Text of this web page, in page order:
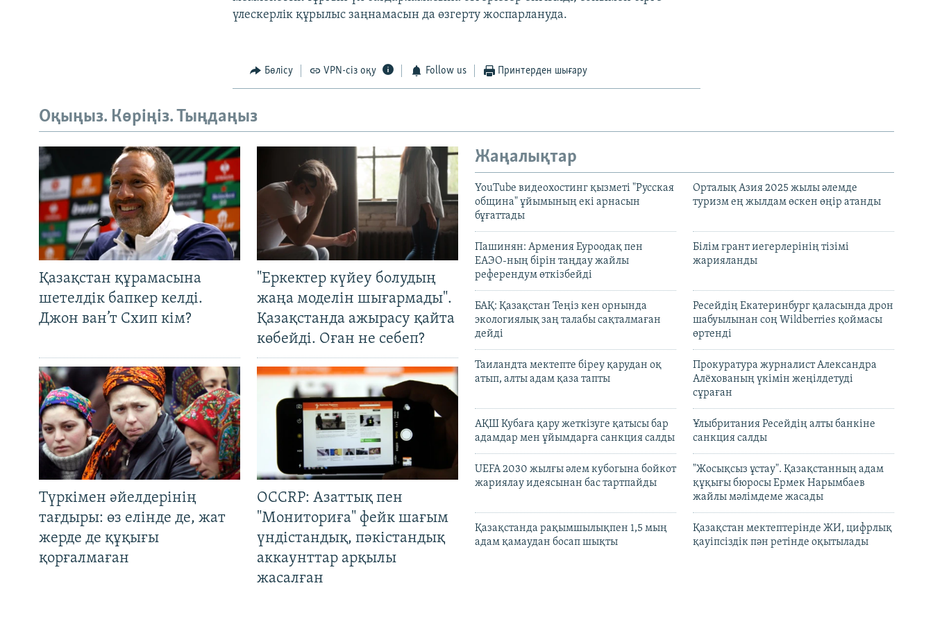
үлескерлік құрылыс заңнамасын да өзгерту жоспарлануда.
Бөлісу VPN-сіз оқу Follow us Принтерден шығару
Оқыңыз. Көріңіз. Тыңдаңыз
Қазақстан құрамасына
шетелдік бапкер келді.
Джон ван’т Схип кім?
"Еркектер күйеу болудың
жаңа моделін шығармады".
Қазақстанда ажырасу қайта
көбейді. Оған не себеп?
Түркімен әйелдерінің
тағдыры: өз елінде де, жат
жерде де құқығы
қорғалмаған
OCCRP: Азаттық пен
"Мониториға" фейк шағым
үндістандық, пәкістандық
аккаунттар арқылы
жасалған
Жаңалықтар
YouTube видеохостинг қызметі "Русская
община" ұйымының екі арнасын
бұғаттады
Орталық Азия 2025 жылы әлемде
туризм ең жылдам өскен өңір атанды
Пашинян: Армения Еуроодақ пен
ЕАЭО-ның бірін таңдау жайлы
референдум өткізбейді
Білім грант иегерлерінің тізімі
жарияланды
БАҚ: Қазақстан Теңіз кен орнында
экологиялық заң талабы сақталмаған
дейді
Ресейдің Екатеринбург қаласында дрон
шабуылынан соң Wildberries қоймасы
өртенді
Таиландта мектепте біреу қарудан оқ
атып, алты адам қаза тапты
Прокуратура журналист Александра
Алёхованың үкімін жеңілдетуді
сұраған
АҚШ Кубаға қару жеткізуге қатысы бар
адамдар мен ұйымдарға санкция салды
Ұлыбритания Ресейдің алты банкіне
санкция салды
UEFA 2030 жылғы әлем кубогына бойкот
жариялау идеясынан бас тартпайды
"Жосықсыз ұстау". Қазақстанның адам
құқығы бюросы Ермек Нарымбаев
жайлы мәлімдеме жасады
Қазақстанда рақымшылықпен 1,5 мың
адам қамаудан босап шықты
Қазақстан мектептерінде ЖИ, цифрлық
қауіпсіздік пән ретінде оқытылады